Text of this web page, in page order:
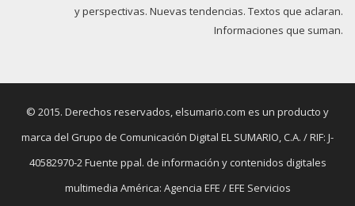
y perspectivas. Nuevas tendencias. Textos que aclaran.
Informaciones que suman.
© 2015. Derechos reservados, elsumario.com es un producto y
marca del Grupo de Comunicación Digital EL SUMARIO, C.A. / RIF: J-
40582970-2 Fuente ppal. de información y contenidos digitales
multimedia América: Agencia EFE / EFE Servicios